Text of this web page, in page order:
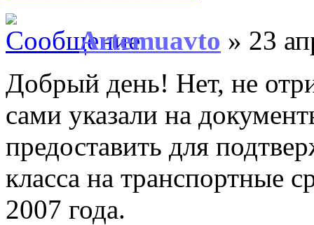
Artemuavto » 23
Добрый день! Нет, не
сами указали на
предоставить для
класса на транспортные
2007 года.